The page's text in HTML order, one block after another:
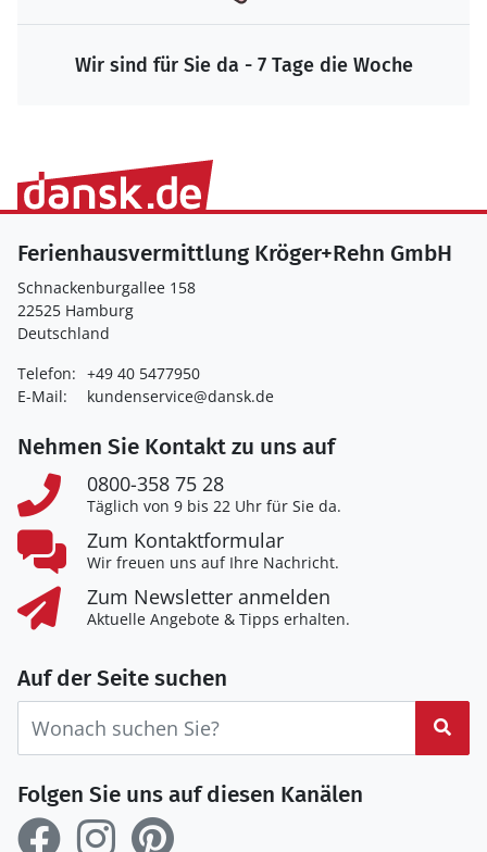
Wir sind für Sie da - 7 Tage die Woche
Ferienhausvermittlung Kröger+Rehn GmbH
Schnackenburgallee 158
22525 Hamburg
Deutschland
Telefon: +49 40 5477950
E-Mail:
kundenservice@dansk.de
Nehmen Sie Kontakt zu uns auf
0800-358 75 28
Täglich von 9 bis 22 Uhr für Sie da.
Zum Kontaktformular
Wir freuen uns auf Ihre Nachricht.
Zum Newsletter anmelden
Aktuelle Angebote & Tipps erhalten.
Auf der Seite suchen
Folgen Sie uns auf diesen Kanälen